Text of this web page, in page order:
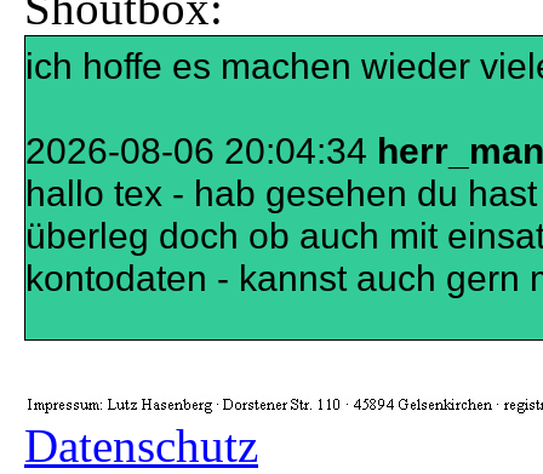
sache ist
ich hoffe es machen wieder
2026-08-06 20:04:34
hallo tex - hab gesehen du
überleg doch ob auch mit
kontodaten - kannst auch gern
Datenschutz